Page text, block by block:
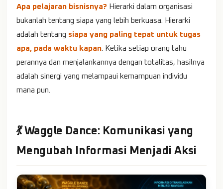
Apa pelajaran bisnisnya? Hierarki dalam organisasi
bukanlah tentang siapa yang lebih berkuasa. Hierarki
adalah tentang siapa yang paling tepat untuk tugas
apa, pada waktu kapan . Ketika setiap orang tahu
perannya dan menjalankannya dengan totalitas, hasilnya
adalah sinergi yang melampaui kemampuan individu
mana pun.
💃 Waggle Dance: Komunikasi yang
Mengubah Informasi Menjadi Aksi